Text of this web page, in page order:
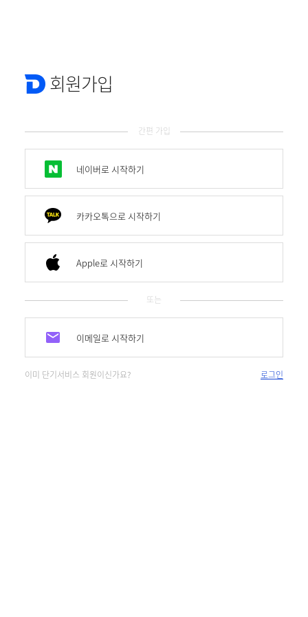
회원가입
간편 가입
네이버로 시작하기
카카오톡으로 시작하기
Apple로 시작하기
또는
이메일로 시작하기
이미 단기서비스 회원이신가요? 로그인